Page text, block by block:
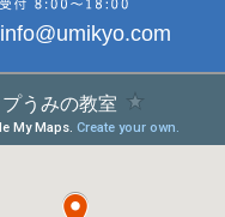
info@umikyo.com